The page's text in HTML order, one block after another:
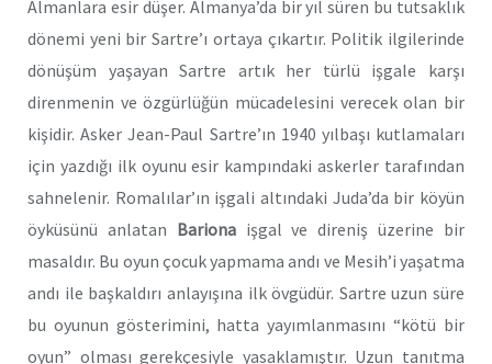
Almanlara esir düşer. Almanya’da bir yıl süren bu tutsaklık
dönemi yeni bir Sartre’ı ortaya çıkartır. Politik ilgilerinde
dönüşüm yaşayan Sartre artık her türlü işgale karşı
direnmenin ve özgürlüğün mücadelesini verecek olan bir
kişidir. Asker Jean-Paul Sartre’ın 1940 yılbaşı kutlamaları
için yazdığı ilk oyunu esir kampındaki askerler tarafından
sahnelenir. Romalılar’ın işgali altındaki Juda’da bir köyün
öyküsünü anlatan Barionaişgal ve direniş üzerine bir
masaldır. Bu oyun çocuk yapmama andı ve Mesih’i yaşatma
andı ile başkaldırı anlayışına ilk övgüdür. Sartre uzun süre
bu oyunun gösterimini, hatta yayımlanmasını “kötü bir
oyun” olması gerekçesiyle yasaklamıştır. Uzun tanıtma